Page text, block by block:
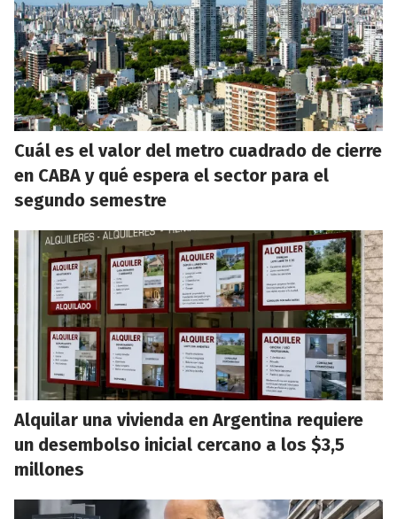
Cuál es el valor del metro cuadrado de cierre
en CABA y qué espera el sector para el
segundo semestre
Alquilar una vivienda en Argentina requiere
un desembolso inicial cercano a los $3,5
millones